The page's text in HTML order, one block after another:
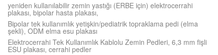
yeniden kullanılabilir zemin yastığı (ERBE için) elektrocerrahi
plakası, bipolar hasta plakası,
Bipolar tek kullanımlık yetişkin/pediatrik topraklama pedi (elma
şekli), ODM elma esu plakası
Elektrocerrahi Tek Kullanımlık Kablolu Zemin Pedleri, 6,3 mm fişli
ESU plakası, cerrahi pedler